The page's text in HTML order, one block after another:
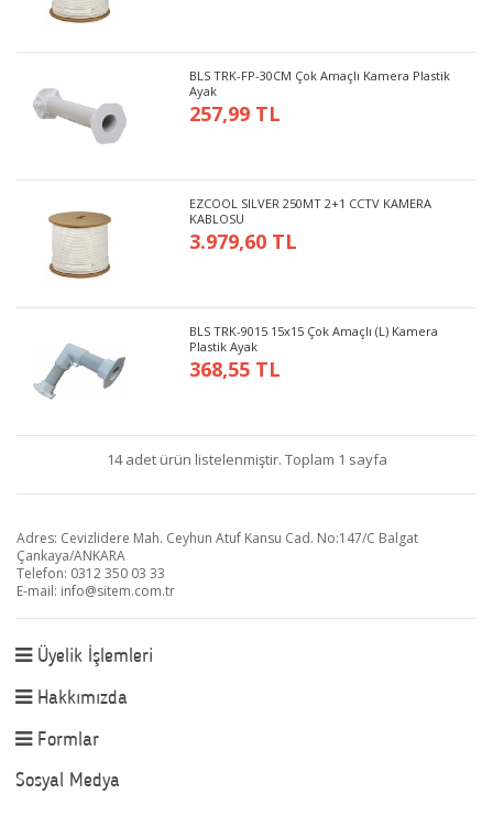
BLS TRK-FP-30CM Çok Amaçlı Kamera Plastik
Ayak
257,99 TL
EZCOOL SILVER 250MT 2+1 CCTV KAMERA
KABLOSU
3.979,60 TL
BLS TRK-9015 15x15 Çok Amaçlı (L) Kamera
Plastik Ayak
368,55 TL
14 adet ürün listelenmiştir. Toplam 1 sayfa
Adres: Cevizlidere Mah. Ceyhun Atuf Kansu Cad. No:147/C Balgat
Çankaya/ANKARA
Telefon: 0312 350 03 33
E-mail: info@sitem.com.tr
Üyelik İşlemleri
Hakkımızda
Formlar
Sosyal Medya